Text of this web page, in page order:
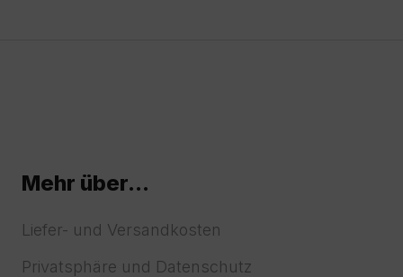
Mehr über...
Liefer- und Versandkosten
Privatsphäre und Datenschutz